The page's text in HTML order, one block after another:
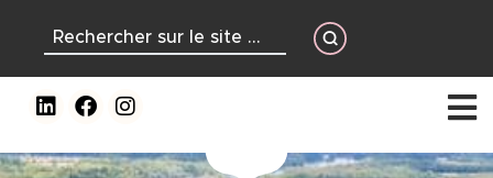
principal